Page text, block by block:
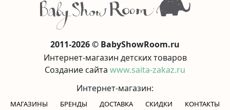
2011-2026 © BabyShowRoom.ru
Интернет-магазин детских товаров
Создание сайта www.saita-zakaz.ru
Интернет-магазин:
МАГАЗИНЫ БРЕНДЫ ДОСТАВКА СКИДКИ
КОНТАКТЫ